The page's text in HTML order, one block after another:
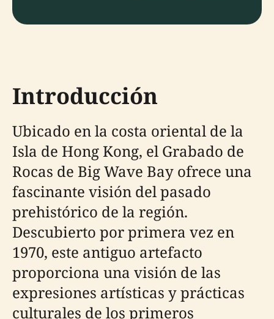
Introducción
Ubicado en la costa oriental de la
Isla de Hong Kong, el Grabado de
Rocas de Big Wave Bay ofrece una
fascinante visión del pasado
prehistórico de la región.
Descubierto por primera vez en
1970, este antiguo artefacto
proporciona una visión de las
expresiones artísticas y prácticas
culturales de los primeros